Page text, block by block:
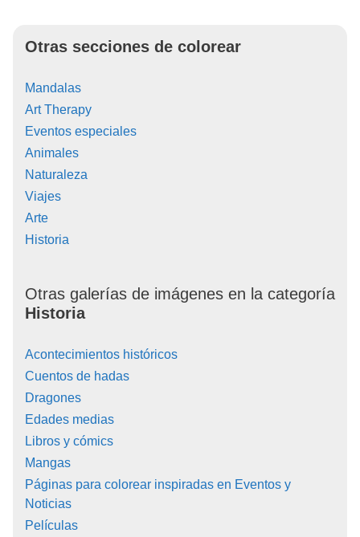
Otras secciones de colorear
Mandalas
Art Therapy
Eventos especiales
Animales
Naturaleza
Viajes
Arte
Historia
Otras galerías de imágenes en la categoría
Historia
Acontecimientos históricos
Cuentos de hadas
Dragones
Edades medias
Libros y cómics
Mangas
Páginas para colorear inspiradas en Eventos y
Noticias
Películas